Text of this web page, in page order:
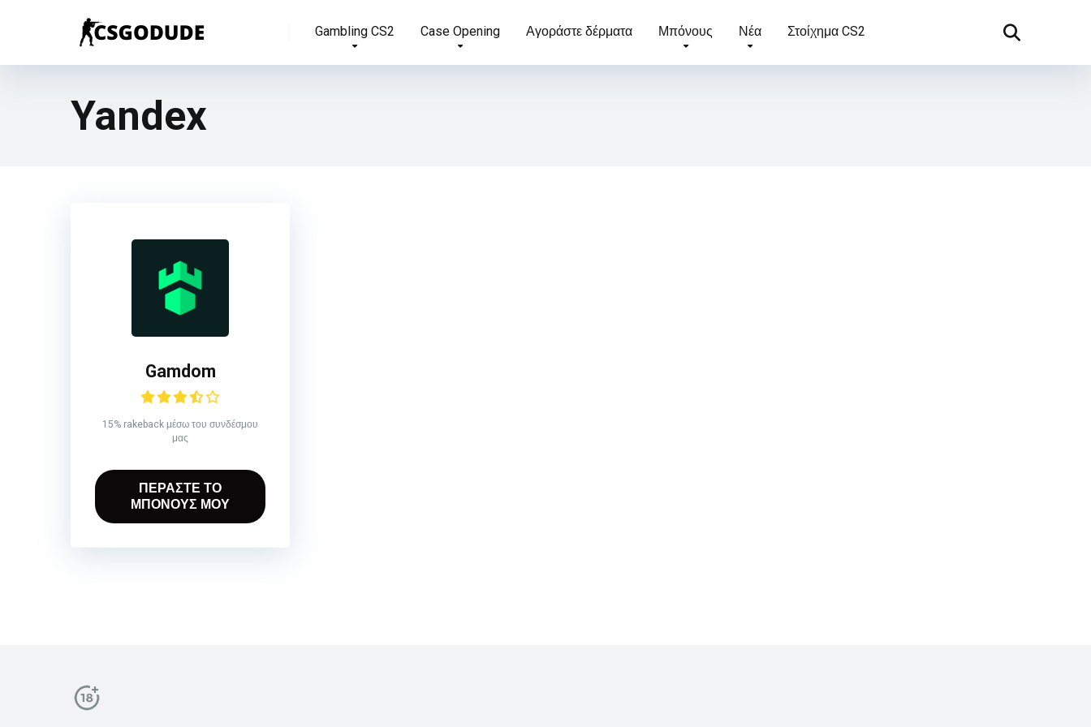
Gambling CS2 Case Opening Αγοράστε δέρματα Μπόνους Νέα Στοίχημα CS2
Yandex
Gamdom
15% rakeback μέσω του συνδέσμου
μας
ΠΕΡΑΣΤΕ ΤΟ
ΜΠΟΝΟΥΣ ΜΟΥ